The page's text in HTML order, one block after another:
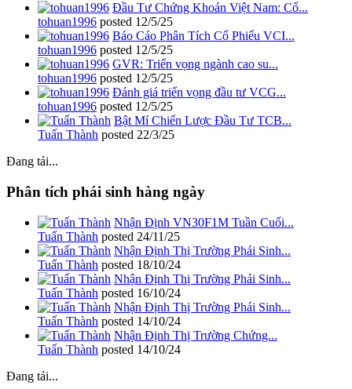
Đầu Tư Chứng Khoán Việt Nam: Cổ...
tohuan1996 posted 12/5/25
Báo Cáo Phân Tích Cổ Phiếu VCI...
tohuan1996 posted 12/5/25
GVR: Triển vọng ngành cao su...
tohuan1996 posted 12/5/25
Đánh giá triển vọng đầu tư VCG...
tohuan1996 posted 12/5/25
Bật Mí Chiến Lược Đầu Tư TCB...
Tuấn Thành posted 22/3/25
Đang tải...
Phân tích phái sinh hàng ngày
Nhận Định VN30F1M Tuần Cuối...
Tuấn Thành posted 24/11/25
Nhận Định Thị Trường Phái Sinh...
Tuấn Thành posted 18/10/24
Nhận Định Thị Trường Phái Sinh...
Tuấn Thành posted 16/10/24
Nhận Định Thị Trường Phái Sinh...
Tuấn Thành posted 14/10/24
Nhận Định Thị Trường Chứng...
Tuấn Thành posted 14/10/24
Đang tải...